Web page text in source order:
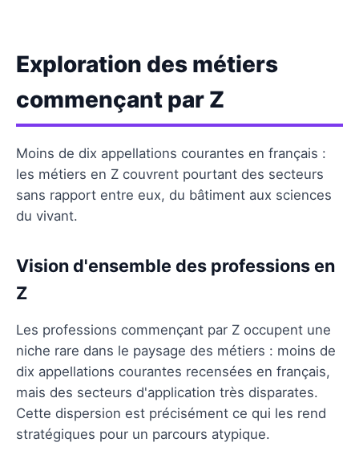
Exploration des métiers
commençant par Z
Moins de dix appellations courantes en français :
les métiers en Z couvrent pourtant des secteurs
sans rapport entre eux, du bâtiment aux sciences
du vivant.
Vision d'ensemble des professions en
Z
Les professions commençant par Z occupent une
niche rare dans le paysage des métiers : moins de
dix appellations courantes recensées en français,
mais des secteurs d'application très disparates.
Cette dispersion est précisément ce qui les rend
stratégiques pour un parcours atypique.